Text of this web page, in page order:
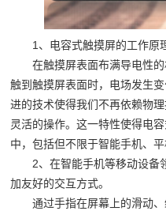
1、电容式触摸屏的工作原
在触摸屏表面布满导电性
触到触摸屏表面时，电场发生
进的技术使得我们不再依赖物
灵活的操作。这一特性使得电
中，包括但不限于智能手机、
2、在智能手机等移动设备
加友好的交互方式。
通过手指在屏幕上的滑动